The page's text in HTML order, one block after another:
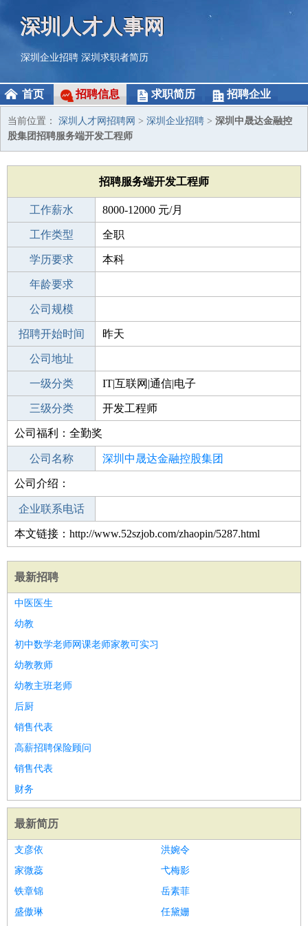
深圳人才人事网
深圳企业招聘 深圳求职者简历
首页 招聘信息 求职简历 招聘企业
当前位置： 深圳人才网招聘网 > 深圳企业招聘 > 深圳中晟达金融控
股集团招聘服务端开发工程师
招聘服务端开发工程师
工作薪水 8000-12000 元/月
招聘人数 1人
工作类型 全职
性别要求 -
学历要求 本科
工作经验
年龄要求
工作地点
公司规模
公司电话
招聘开始时间 昨天
招聘结束时间
公司地址
一级分类 IT|互联网|通信|电子
二级分类 技术开发
三级分类 开发工程师
其他行业
公司福利：全勤奖
公司名称 深圳中晟达金融控股集团
公司类型
公司介绍：
企业联系电话
本文链接：http://www.52szjob.com/zhaopin/5287.html
最新招聘
中医医生
幼教
初中数学老师网课老师家教可实习
幼教教师
幼教主班老师
后厨
销售代表
高薪招聘保险顾问
销售代表
财务
最新简历
支彦依
洪婉令
家微蕊
弋梅影
铁章锦
岳素菲
盛傲琳
任黛姗